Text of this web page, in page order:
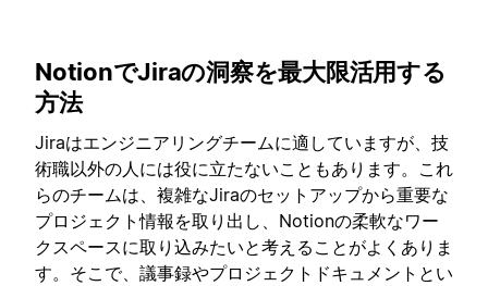
NotionでJiraの洞察を最大限活用する
方法
Jiraはエンジニアリングチームに適していますが、技
術職以外の人には役に立たないこともあります。これ
らのチームは、複雑なJiraのセットアップから重要な
プロジェクト情報を取り出し、Notionの柔軟なワー
クスペースに取り込みたいと考えることがよくありま
す。そこで、議事録やプロジェクトドキュメントとい